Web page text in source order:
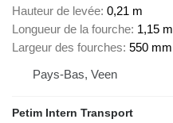
Hauteur de levée 0,21 m
Longueur de la fourche 1,15 m
Largeur des fourches 550 mm
Pays-Bas, Veen
Petim Intern Transport